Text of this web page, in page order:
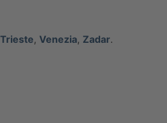
Trieste, Venezia, Zadar.